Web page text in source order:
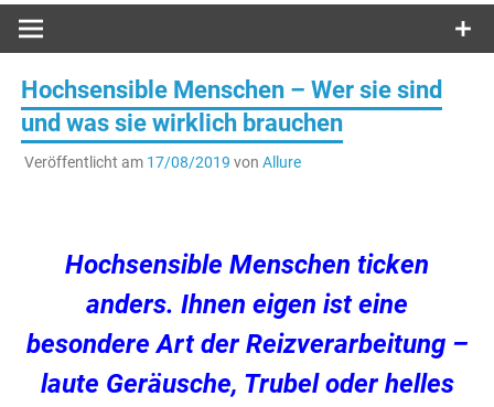
Hochsensible Menschen – Wer sie sind
und was sie wirklich brauchen
Veröffentlicht am 17/08/2019 von Allure
Hochsensible Menschen ticken
anders. Ihnen eigen ist eine
besondere Art der Reizverarbeitung –
laute Geräusche, Trubel oder helles